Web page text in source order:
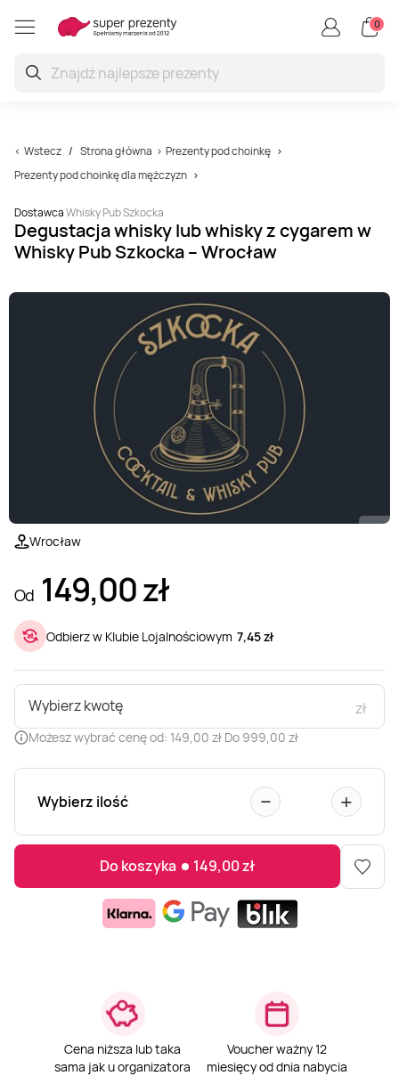
0
Wstecz Strona główna
Prezenty pod choinkę
Prezenty pod choinkę dla mężczyzn
DostawcaWhisky Pub Szkocka
Degustacja whisky lub whisky z cygarem w
Whisky Pub Szkocka – Wrocław
Wrocław
Od 149,00zł
Odbierz w Klubie Lojalnościowym 7,45 zł
zł
Wybierz kwotę
Możesz wybrać cenę od: 149,00 zł Do 999,00 zł
Wybierz ilość − +
Do koszyka 149,00zł
Cena niższa lub taka
sama jak u organizatora
Voucher ważny 12
miesięcy od dnia nabycia